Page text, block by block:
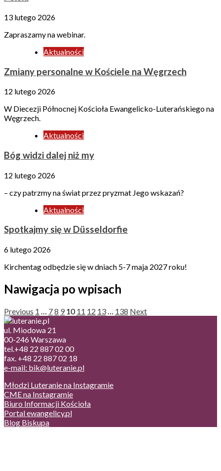
13 lutego 2026
Zapraszamy na webinar.
Aktualności
Zmiany personalne w Kościele na Węgrzech
12 lutego 2026
W Diecezji Północnej Kościoła Ewangelicko-Luterańskiego na
Węgrzech.
Aktualności
Bóg widzi dalej niż my
12 lutego 2026
– czy patrzmy na świat przez pryzmat Jego wskazań?
Aktualności
Spotkajmy się w Düsseldorfie
6 lutego 2026
Kirchentag odbędzie się w dniach 5-7 maja 2027 roku!
Nawigacja po wpisach
Previous 1 … 78 9 10 11 12 13… 138 Next
ul. Miodowa 21
00-246 Warszawa
tel.+48 22 887 02 00
fax. +48 22 887 02 18
e-mail: bik@luteranie.pl
Młodzi Luteranie na Instagramie
CME na Instagramie
Biuro Informacji Kościoła
Portal ewangelicy.pl
Blog Biskupa